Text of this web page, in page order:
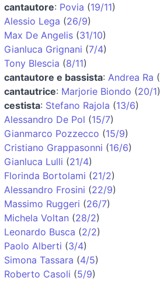
cantautore: Povia (19/11)
Alessio Lega (26/9)
Max De Angelis (31/10)
Gianluca Grignani (7/4)
Tony Blescia (8/11)
cantautore e bassista: Andrea Ra (
cantautrice: Marjorie Biondo (20/1)
cestista: Stefano Rajola (13/6)
Alessandro De Pol (15/7)
Gianmarco Pozzecco (15/9)
Cristiano Grappasonni (16/6)
Gianluca Lulli (21/4)
Florinda Bortolami (21/2)
Alessandro Frosini (22/9)
Massimo Ruggeri (26/7)
Michela Voltan (28/2)
Leonardo Busca (2/2)
Paolo Alberti (3/4)
Simona Tassara (4/5)
Roberto Casoli (5/9)